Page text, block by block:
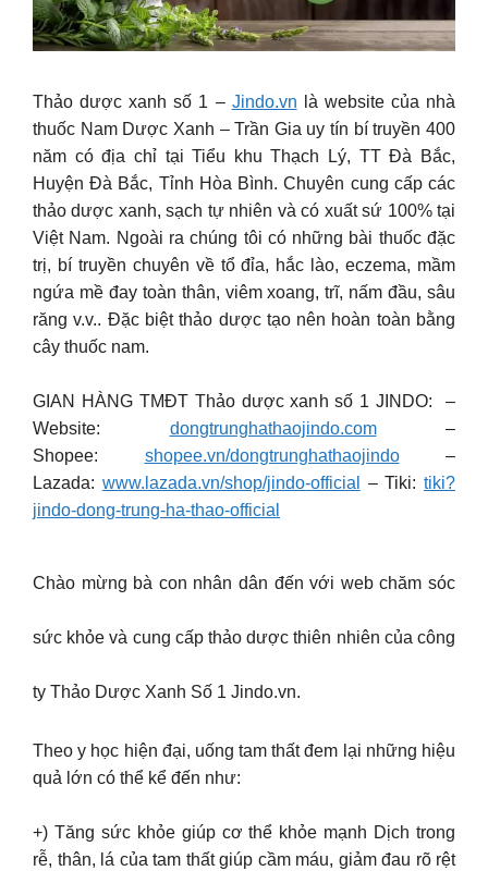
Thảo dược xanh số 1 – Jindo.vn là website của nhà
thuốc Nam Dược Xanh – Trần Gia uy tín bí truyền 400
năm có địa chỉ tại Tiểu khu Thạch Lý, TT Đà Bắc,
Huyện Đà Bắc, Tỉnh Hòa Bình. Chuyên cung cấp các
thảo dược xanh, sạch tự nhiên và có xuất sứ 100% tại
Việt Nam. Ngoài ra chúng tôi có những bài thuốc đặc
trị, bí truyền chuyên về tổ đỉa, hắc lào, eczema, mầm
ngứa mề đay toàn thân, viêm xoang, trĩ, nấm đầu, sâu
răng v.v.. Đặc biệt thảo dược tạo nên hoàn toàn bằng
cây thuốc nam.
GIAN HÀNG TMĐT Thảo dược xanh số 1 JINDO: –
Website: dongtrunghathaojindo.com–
Shopee: shopee.vn/dongtrunghathaojindo–
Lazada: www.lazada.vn/shop/jindo-official – Tiki: tiki?
jindo-dong-trung-ha-thao-official
Chào mừng bà con nhân dân đến với web chăm sóc
sức khỏe và cung cấp thảo dược thiên nhiên của công
ty Thảo Dược Xanh Số 1 Jindo.vn.
Theo y học hiện đại, uống tam thất đem lại những hiệu
quả lớn có thể kể đến như:
+) Tăng sức khỏe giúp cơ thể khỏe mạnh Dịch trong
rễ, thân, lá của tam thất giúp cầm máu, giảm đau rõ rệt